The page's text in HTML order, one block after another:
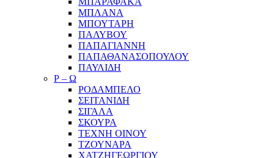
ΜΠΛΑΝΑ
ΜΠΟΥΤΑΡΗ
ΠΑΛΥΒΟΥ
ΠΑΠΑΓΙΑΝΝΗ
ΠΑΠΑΘΑΝΑΣΟΠΟΥΛΟΥ
ΠΑΥΛΙΔΗ
Ρ – Ω
ΡΟΔΑΜΠΕΛΟ
ΣΕΙΤΑΝΙΔΗ
ΣΙΓΑΛΑ
ΣΚΟΥΡΑ
ΤΕΧΝΗ ΟΙΝΟΥ
ΤΖΟΥΝΑΡΑ
ΧΑΤΖΗΓΕΩΡΓΙΟΥ